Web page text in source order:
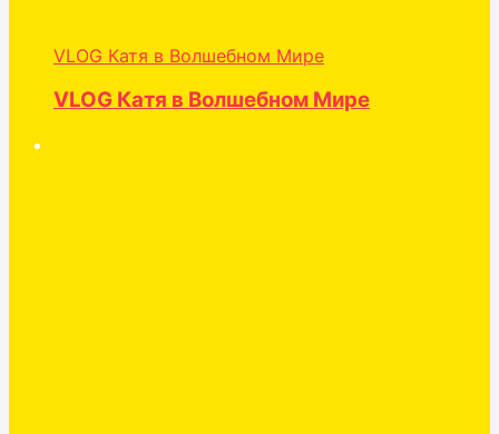
VLOG Катя в Волшебном Мире
VLOG Катя в Волшебном Мире